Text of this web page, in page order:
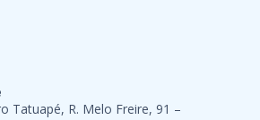
Tatuapé, R. Melo Freire, 91 –